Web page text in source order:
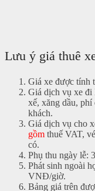
Lưu ý giá thuê
Giá xe được tính
Giá dịch vụ xe
xế, xăng dầu, phí
khách.
Giá dịch vụ cho
gồm thuế VAT,
có.
Phụ thu ngày lễ:
Phát sinh ngoài
VNĐ/giờ.
Bảng giá trên